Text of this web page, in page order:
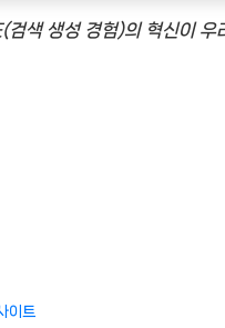
검색 생성 경험)의 혁신이
이트